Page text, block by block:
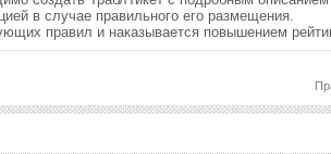
в случае правильного его размещения.
правил и наказывается повышением